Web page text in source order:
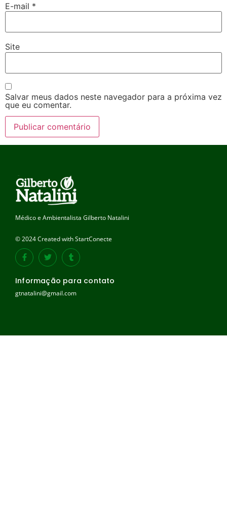
E-mail *
Site
Salvar meus dados neste navegador para a próxima vez
que eu comentar.
Médico e Ambientalista Gilberto Natalini
© 2024 Created with StartConecte
Informação para contato
gtnatalini@gmail.com